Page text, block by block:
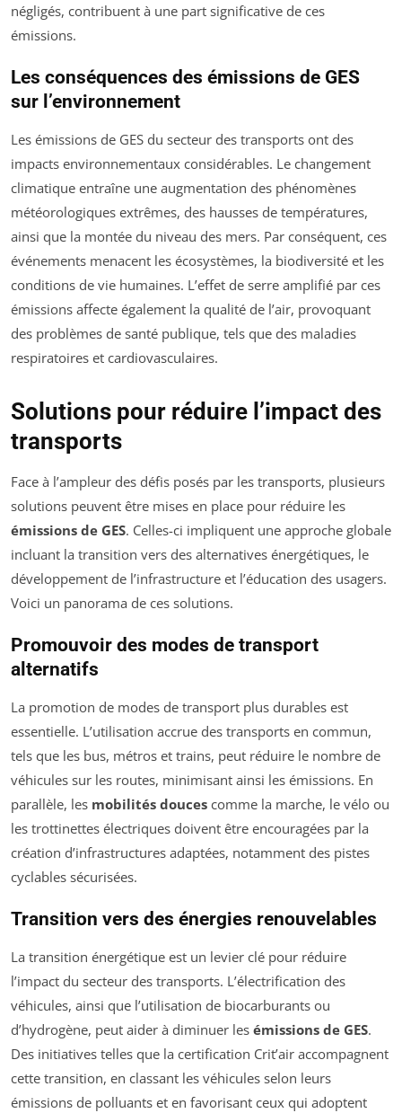
négligés, contribuent à une part significative de ces
émissions.
Les conséquences des émissions de GES
sur l’environnement
Les émissions de GES du secteur des transports ont des
impacts environnementaux considérables. Le changement
climatique entraîne une augmentation des phénomènes
météorologiques extrêmes, des hausses de températures,
ainsi que la montée du niveau des mers. Par conséquent, ces
événements menacent les écosystèmes, la biodiversité et les
conditions de vie humaines. L’effet de serre amplifié par ces
émissions affecte également la qualité de l’air, provoquant
des problèmes de santé publique, tels que des maladies
respiratoires et cardiovasculaires.
Solutions pour réduire l’impact des
transports
Face à l’ampleur des défis posés par les transports, plusieurs
solutions peuvent être mises en place pour réduire les
émissions de GES. Celles-ci impliquent une approche globale
incluant la transition vers des alternatives énergétiques, le
développement de l’infrastructure et l’éducation des usagers.
Voici un panorama de ces solutions.
Promouvoir des modes de transport
alternatifs
La promotion de modes de transport plus durables est
essentielle. L’utilisation accrue des transports en commun,
tels que les bus, métros et trains, peut réduire le nombre de
véhicules sur les routes, minimisant ainsi les émissions. En
parallèle, les mobilités douces comme la marche, le vélo ou
les trottinettes électriques doivent être encouragées par la
création d’infrastructures adaptées, notamment des pistes
cyclables sécurisées.
Transition vers des énergies renouvelables
La transition énergétique est un levier clé pour réduire
l’impact du secteur des transports. L’électrification des
véhicules, ainsi que l’utilisation de biocarburants ou
d’hydrogène, peut aider à diminuer les émissions de GES.
Des initiatives telles que la certification Crit’air accompagnent
cette transition, en classant les véhicules selon leurs
émissions de polluants et en favorisant ceux qui adoptent